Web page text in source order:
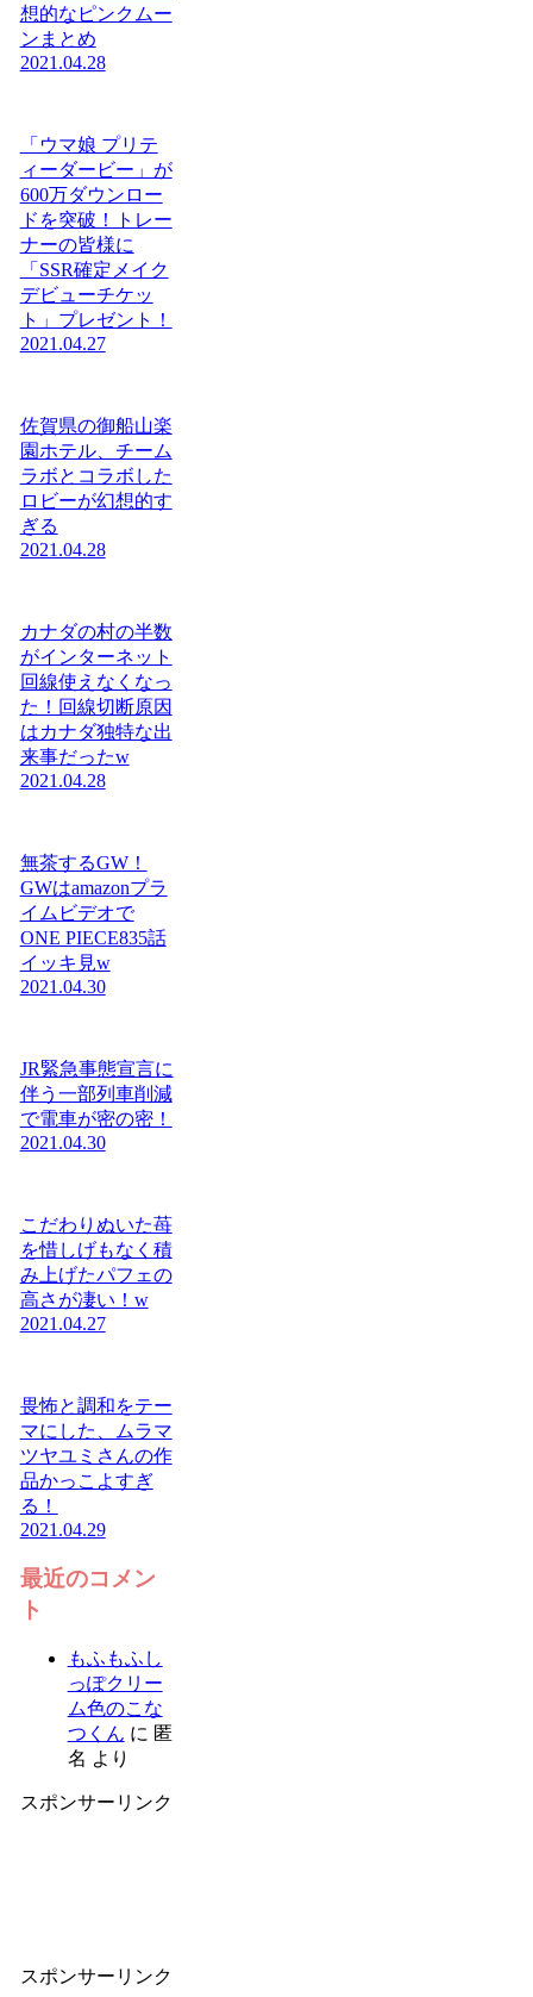
想的なピンクムー
ンまとめ
2021.04.28
「ウマ娘 プリテ
ィーダービー」が
600万ダウンロー
ドを突破！トレー
ナーの皆様に
「SSR確定メイク
デビューチケッ
ト」プレゼント！
2021.04.27
佐賀県の御船山楽
園ホテル、チーム
ラボとコラボした
ロビーが幻想的す
ぎる
2021.04.28
カナダの村の半数
がインターネット
回線使えなくなっ
た！回線切断原因
はカナダ独特な出
来事だったw
2021.04.28
無茶するGW！
GWはamazonプラ
イムビデオで
ONE PIECE835話
イッキ見w
2021.04.30
JR緊急事態宣言に
伴う一部列車削減
で電車が密の密！
2021.04.30
こだわりぬいた苺
を惜しげもなく積
み上げたパフェの
高さが凄い！w
2021.04.27
畏怖と調和をテー
マにした、ムラマ
ツヤユミさんの作
品かっこよすぎ
る！
2021.04.29
最近のコメン
ト
もふもふし
っぽクリー
ム色のこな
つくん に 匿
名 より
スポンサーリンク
スポンサーリンク